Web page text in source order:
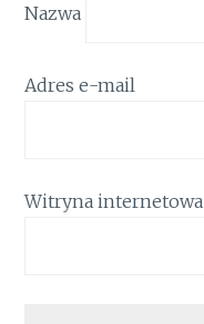
Nazwa
Adres e-mail
Witryna internetowa